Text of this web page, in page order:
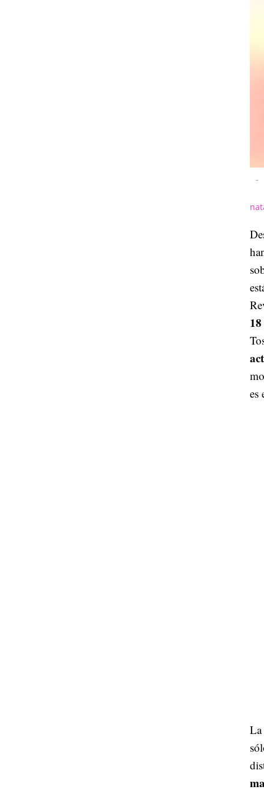
-
es
La